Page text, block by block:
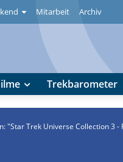
Mitarbeit Archiv
Trekbarometer
"Star Trek Universe Collection 3 -